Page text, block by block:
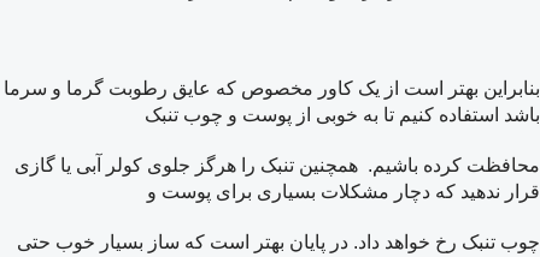
بنابراین بهتر است از یک کاور مخصوص که عایق رطوبت گرما و سرما
باشد استفاده کنیم تا به خوبی از پوست و چوب تنبک
محافظت کرده باشیم. همچنین تنبک را هرگز جلوی کولر آبی یا گازی
قرار ندهید که دچار مشکلات بسیاری برای پوست و
چوب تنبک رخ خواهد داد. در پایان بهتر است که ساز بسیار خوب حتی